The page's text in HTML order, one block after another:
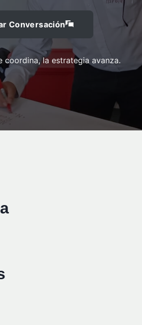
Conversación
coordina, la estrategia avanza.